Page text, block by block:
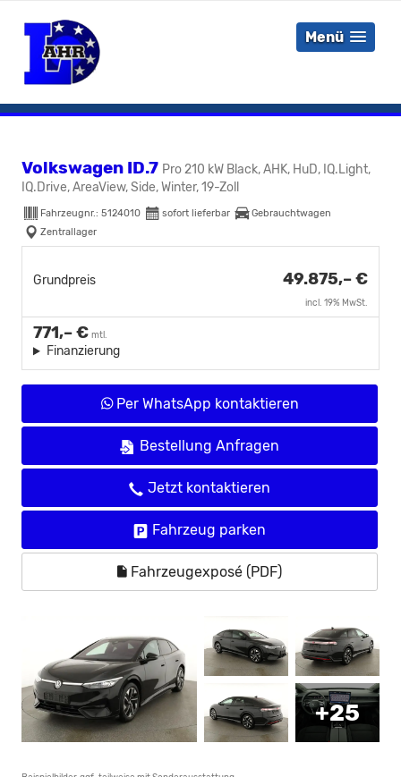
Menü
Volkswagen ID.7 Pro 210 kW Black, AHK, HuD, IQ.Light,
IQ.Drive, AreaView, Side, Winter, 19-Zoll
Fahrzeugnr.: 5124010 sofort lieferbar
Gebrauchtwagen
Zentrallager
Grundpreis 49.875,– €
incl. 19% MwSt.
771,– € mtl.
Finanzierung
Per WhatsApp kontaktieren
Bestellung Anfragen
Jetzt kontaktieren
Fahrzeug parken
Fahrzeugexposé (PDF)
+25